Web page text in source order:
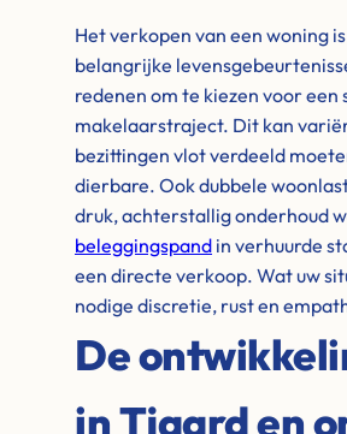
Het verkopen van een woning
belangrijke
redenen om te kiezen voor
makelaarstraject. Dit kan
bezittingen vlot verdeeld
dierbare. Ook dubbele
druk, achterstallig onderhoud
beleggingspand in verhuurde
een directe verkoop. Wat uw
nodige discretie, rust en
De
in Tjaard en